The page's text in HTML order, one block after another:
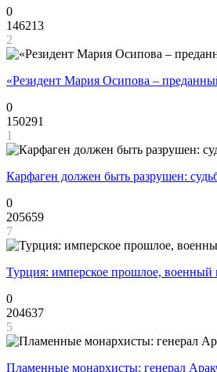
0
146213
2
«Резидент Мария Осипова –
0
150291
1
Карфаген должен быть разрушен:
0
205659
7
Турция: имперское прошлое, военный
0
204637
5
Пламенные монархисты: генерал